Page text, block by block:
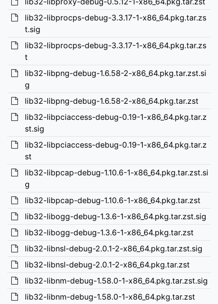
lib32-libprocps-debug-3.3.17-1-x86_64.pkg.tar.zs
t.sig
lib32-libprocps-debug-3.3.17-1-x86_64.pkg.tar.zs
t
lib32-libpng-debug-1.6.58-2-x86_64.pkg.tar.zst.si
g
lib32-libpng-debug-1.6.58-2-x86_64.pkg.tar.zst
lib32-libpciaccess-debug-0.19-1-x86_64.pkg.tar.z
st.sig
lib32-libpciaccess-debug-0.19-1-x86_64.pkg.tar.z
st
lib32-libpcap-debug-1.10.6-1-x86_64.pkg.tar.zst.si
g
lib32-libpcap-debug-1.10.6-1-x86_64.pkg.tar.zst
lib32-libogg-debug-1.3.6-1-x86_64.pkg.tar.zst.sig
lib32-libogg-debug-1.3.6-1-x86_64.pkg.tar.zst
lib32-libnsl-debug-2.0.1-2-x86_64.pkg.tar.zst.sig
lib32-libnsl-debug-2.0.1-2-x86_64.pkg.tar.zst
lib32-libnm-debug-1.58.0-1-x86_64.pkg.tar.zst.sig
lib32-libnm-debug-1.58.0-1-x86_64.pkg.tar.zst